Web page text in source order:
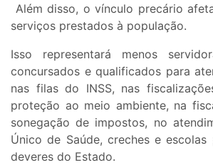
Além disso, o vínculo precário
serviços prestados à população.
Isso representará menos
concursados e qualificados para
nas filas do INSS, nas
proteção ao meio ambiente, na
sonegação de impostos, no
Único de Saúde, creches e
deveres do Estado.